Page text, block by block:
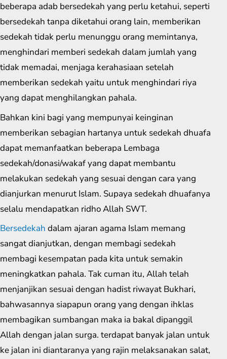
beberapa adab bersedekah yang perlu ketahui, seperti
bersedekah tanpa diketahui orang lain, memberikan
sedekah tidak perlu menunggu orang memintanya,
menghindari memberi sedekah dalam jumlah yang
tidak memadai, menjaga kerahasiaan setelah
memberikan sedekah yaitu untuk menghindari riya
yang dapat menghilangkan pahala.
Bahkan kini bagi yang mempunyai keinginan
memberikan sebagian hartanya untuk sedekah dhuafa
dapat memanfaatkan beberapa Lembaga
sedekah/donasi/wakaf yang dapat membantu
melakukan sedekah yang sesuai dengan cara yang
dianjurkan menurut Islam. Supaya sedekah dhuafanya
selalu mendapatkan ridho Allah SWT.
Bersedekah dalam ajaran agama Islam memang
sangat dianjutkan, dengan membagi sedekah
membagi kesempatan pada kita untuk semakin
meningkatkan pahala. Tak cuman itu, Allah telah
menjanjikan sesuai dengan hadist riwayat Bukhari,
bahwasannya siapapun orang yang dengan ihklas
membagikan sumbangan maka ia bakal dipanggil
Allah dengan jalan surga. terdapat banyak jalan untuk
ke jalan ini diantaranya yang rajin melaksanakan salat,